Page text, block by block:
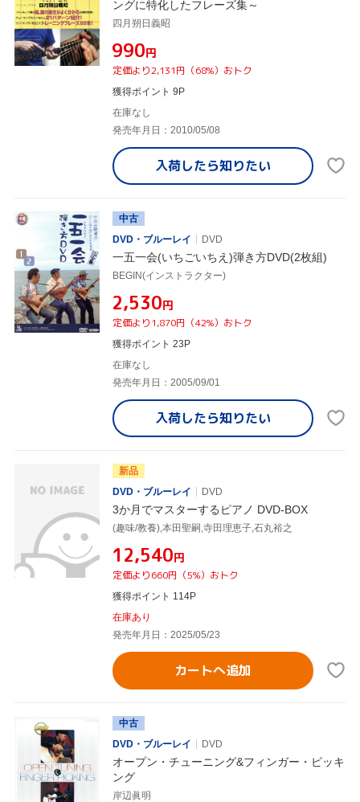
ングに特化したフレーズ集～
四月朔日義昭
¥990円
定価より2,131円（68%）おトク
獲得ポイント 9P
在庫なし
発売年月日：2010/05/08
入荷したら知りたい
中古
DVD・ブルーレイ
DVD
一五一会(いちごいちえ)弾き方DVD(2枚組)
BEGIN(インストラクター)
¥2,530円
定価より1,870円（42%）おトク
獲得ポイント 23P
在庫なし
発売年月日：2005/09/01
入荷したら知りたい
新品
DVD・ブルーレイ
DVD
3か月でマスターするピアノ DVD-BOX
(趣味/教養),本田聖嗣,寺田理恵子,石丸裕之
¥12,540円
定価より660円（5%）おトク
獲得ポイント 114P
在庫あり
発売年月日：2025/05/23
カートへ追加
中古
DVD・ブルーレイ
DVD
オープン・チューニング&フィンガー・ピッキ
ング
岸辺眞明